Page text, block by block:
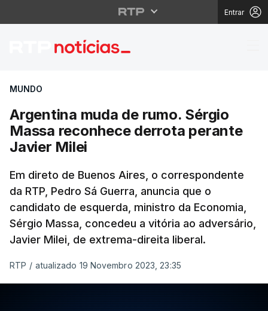
Entrar
Argentina muda de
MUNDO
Argentina muda de rumo. Sérgio
Massa reconhece derrota perante
Javier Milei
Em direto de Buenos Aires, o correspondente
da RTP, Pedro Sá Guerra, anuncia que o
candidato de esquerda, ministro da Economia,
Sérgio Massa, concedeu a vitória ao adversário,
Javier Milei, de extrema-direita liberal.
RTP / atualizado 19 Novembro 2023, 23:35